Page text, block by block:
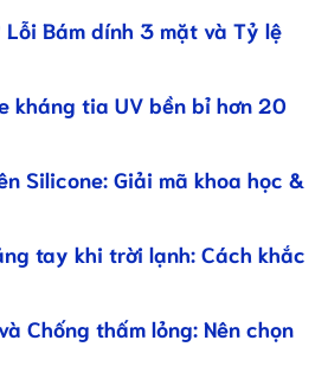
Bám dính 3 mặt và Tỷ lệ
kháng tia UV bền bỉ hơn 20
Silicone: Giải mã khoa học &
tay khi trời lạnh: Cách khắc
Chống thấm lỏng: Nên chọn